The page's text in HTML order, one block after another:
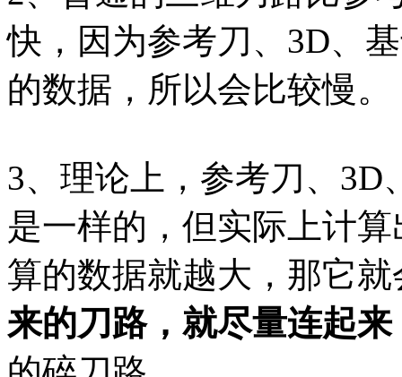
快，因为参考刀、3D、
的数据，所以会比较慢。
3、理论上，参考刀、3D
是一样的，但实际上计
算的数据就越大，那它
来的刀路，就尽量连起来